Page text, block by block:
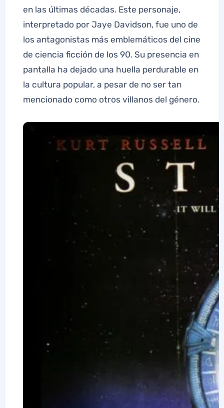
en las últimas décadas. Este personaje,
interpretado por Jaye Davidson, fue uno de
los antagonistas más emblemáticos del cine
de ciencia ficción de los 90. Su presencia en
pantalla ha dejado una huella perdurable en
la cultura popular, a pesar de no ser tan
mencionado como otros villanos del género.